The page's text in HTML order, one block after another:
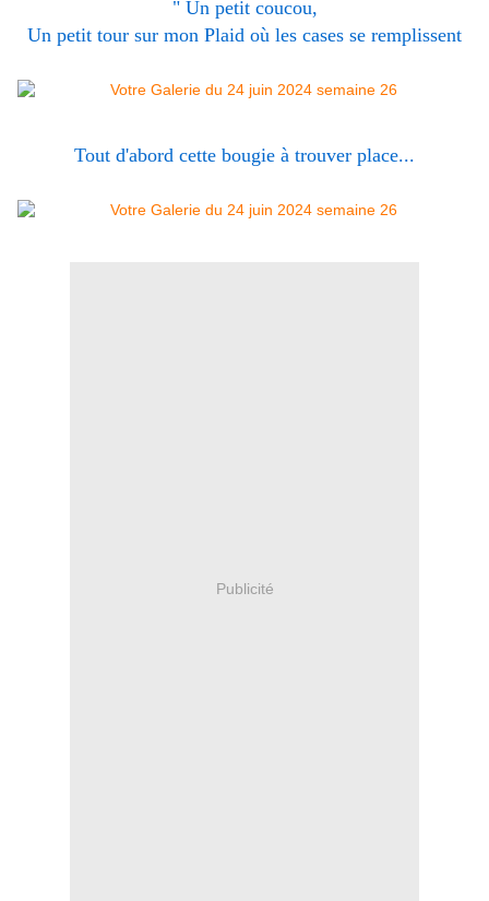
" Un petit coucou,
Un petit tour sur mon Plaid où les cases se remplissent
Tout d'abord cette bougie à trouver place...
Publicité